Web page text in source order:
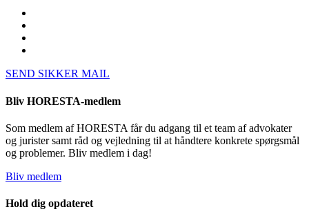
SEND SIKKER MAIL
Bliv HORESTA-medlem
Som medlem af HORESTA får du adgang til et team af advokater
og jurister samt råd og vejledning til at håndtere konkrete spørgsmål
og problemer. Bliv medlem i dag!
Bliv medlem
Hold dig opdateret